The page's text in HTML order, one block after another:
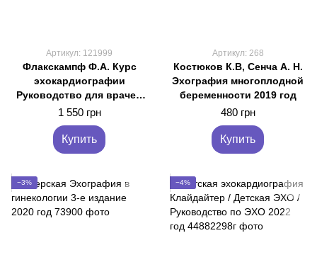
Артикул: 121999
Флакскампф Ф.А. Курс
эхокардиографии
Руководство для врачей
(кьюар код замість диску)
1 550 грн
Купить
Артикул: 268
Костюков К.В, Сенча А. Н.
Эхография многоплодной
беременности 2019 год
480 грн
Купить
−3% −4%